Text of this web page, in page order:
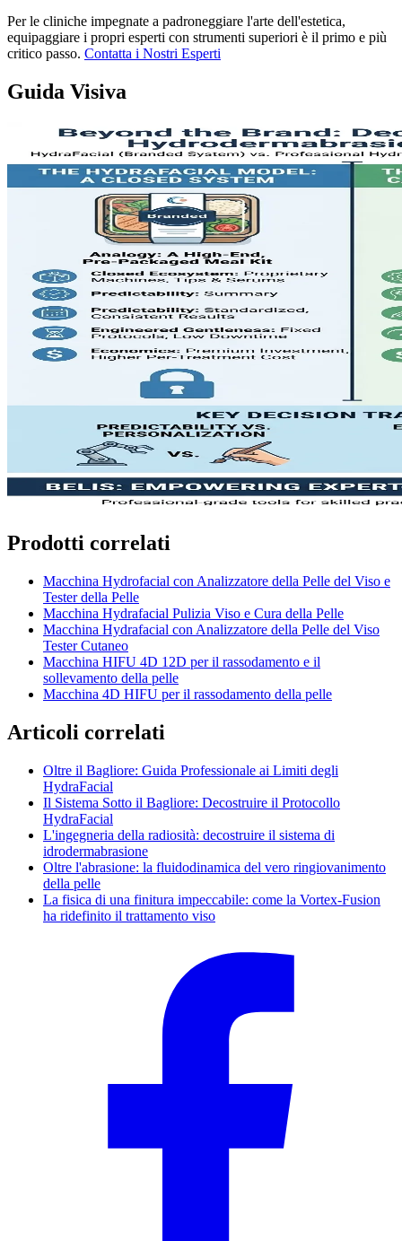
Per le cliniche impegnate a padroneggiare l'arte dell'estetica,
equipaggiare i propri esperti con strumenti superiori è il primo e più
critico passo. Contatta i Nostri Esperti
Guida Visiva
Prodotti correlati
Macchina Hydrofacial con Analizzatore della Pelle del Viso e
Tester della Pelle
Macchina Hydrafacial Pulizia Viso e Cura della Pelle
Macchina Hydrafacial con Analizzatore della Pelle del Viso
Tester Cutaneo
Macchina HIFU 4D 12D per il rassodamento e il
sollevamento della pelle
Macchina 4D HIFU per il rassodamento della pelle
Articoli correlati
Oltre il Bagliore: Guida Professionale ai Limiti degli
HydraFacial
Il Sistema Sotto il Bagliore: Decostruire il Protocollo
HydraFacial
L'ingegneria della radiosità: decostruire il sistema di
idrodermabrasione
Oltre l'abrasione: la fluidodinamica del vero ringiovanimento
della pelle
La fisica di una finitura impeccabile: come la Vortex-Fusion
ha ridefinito il trattamento viso